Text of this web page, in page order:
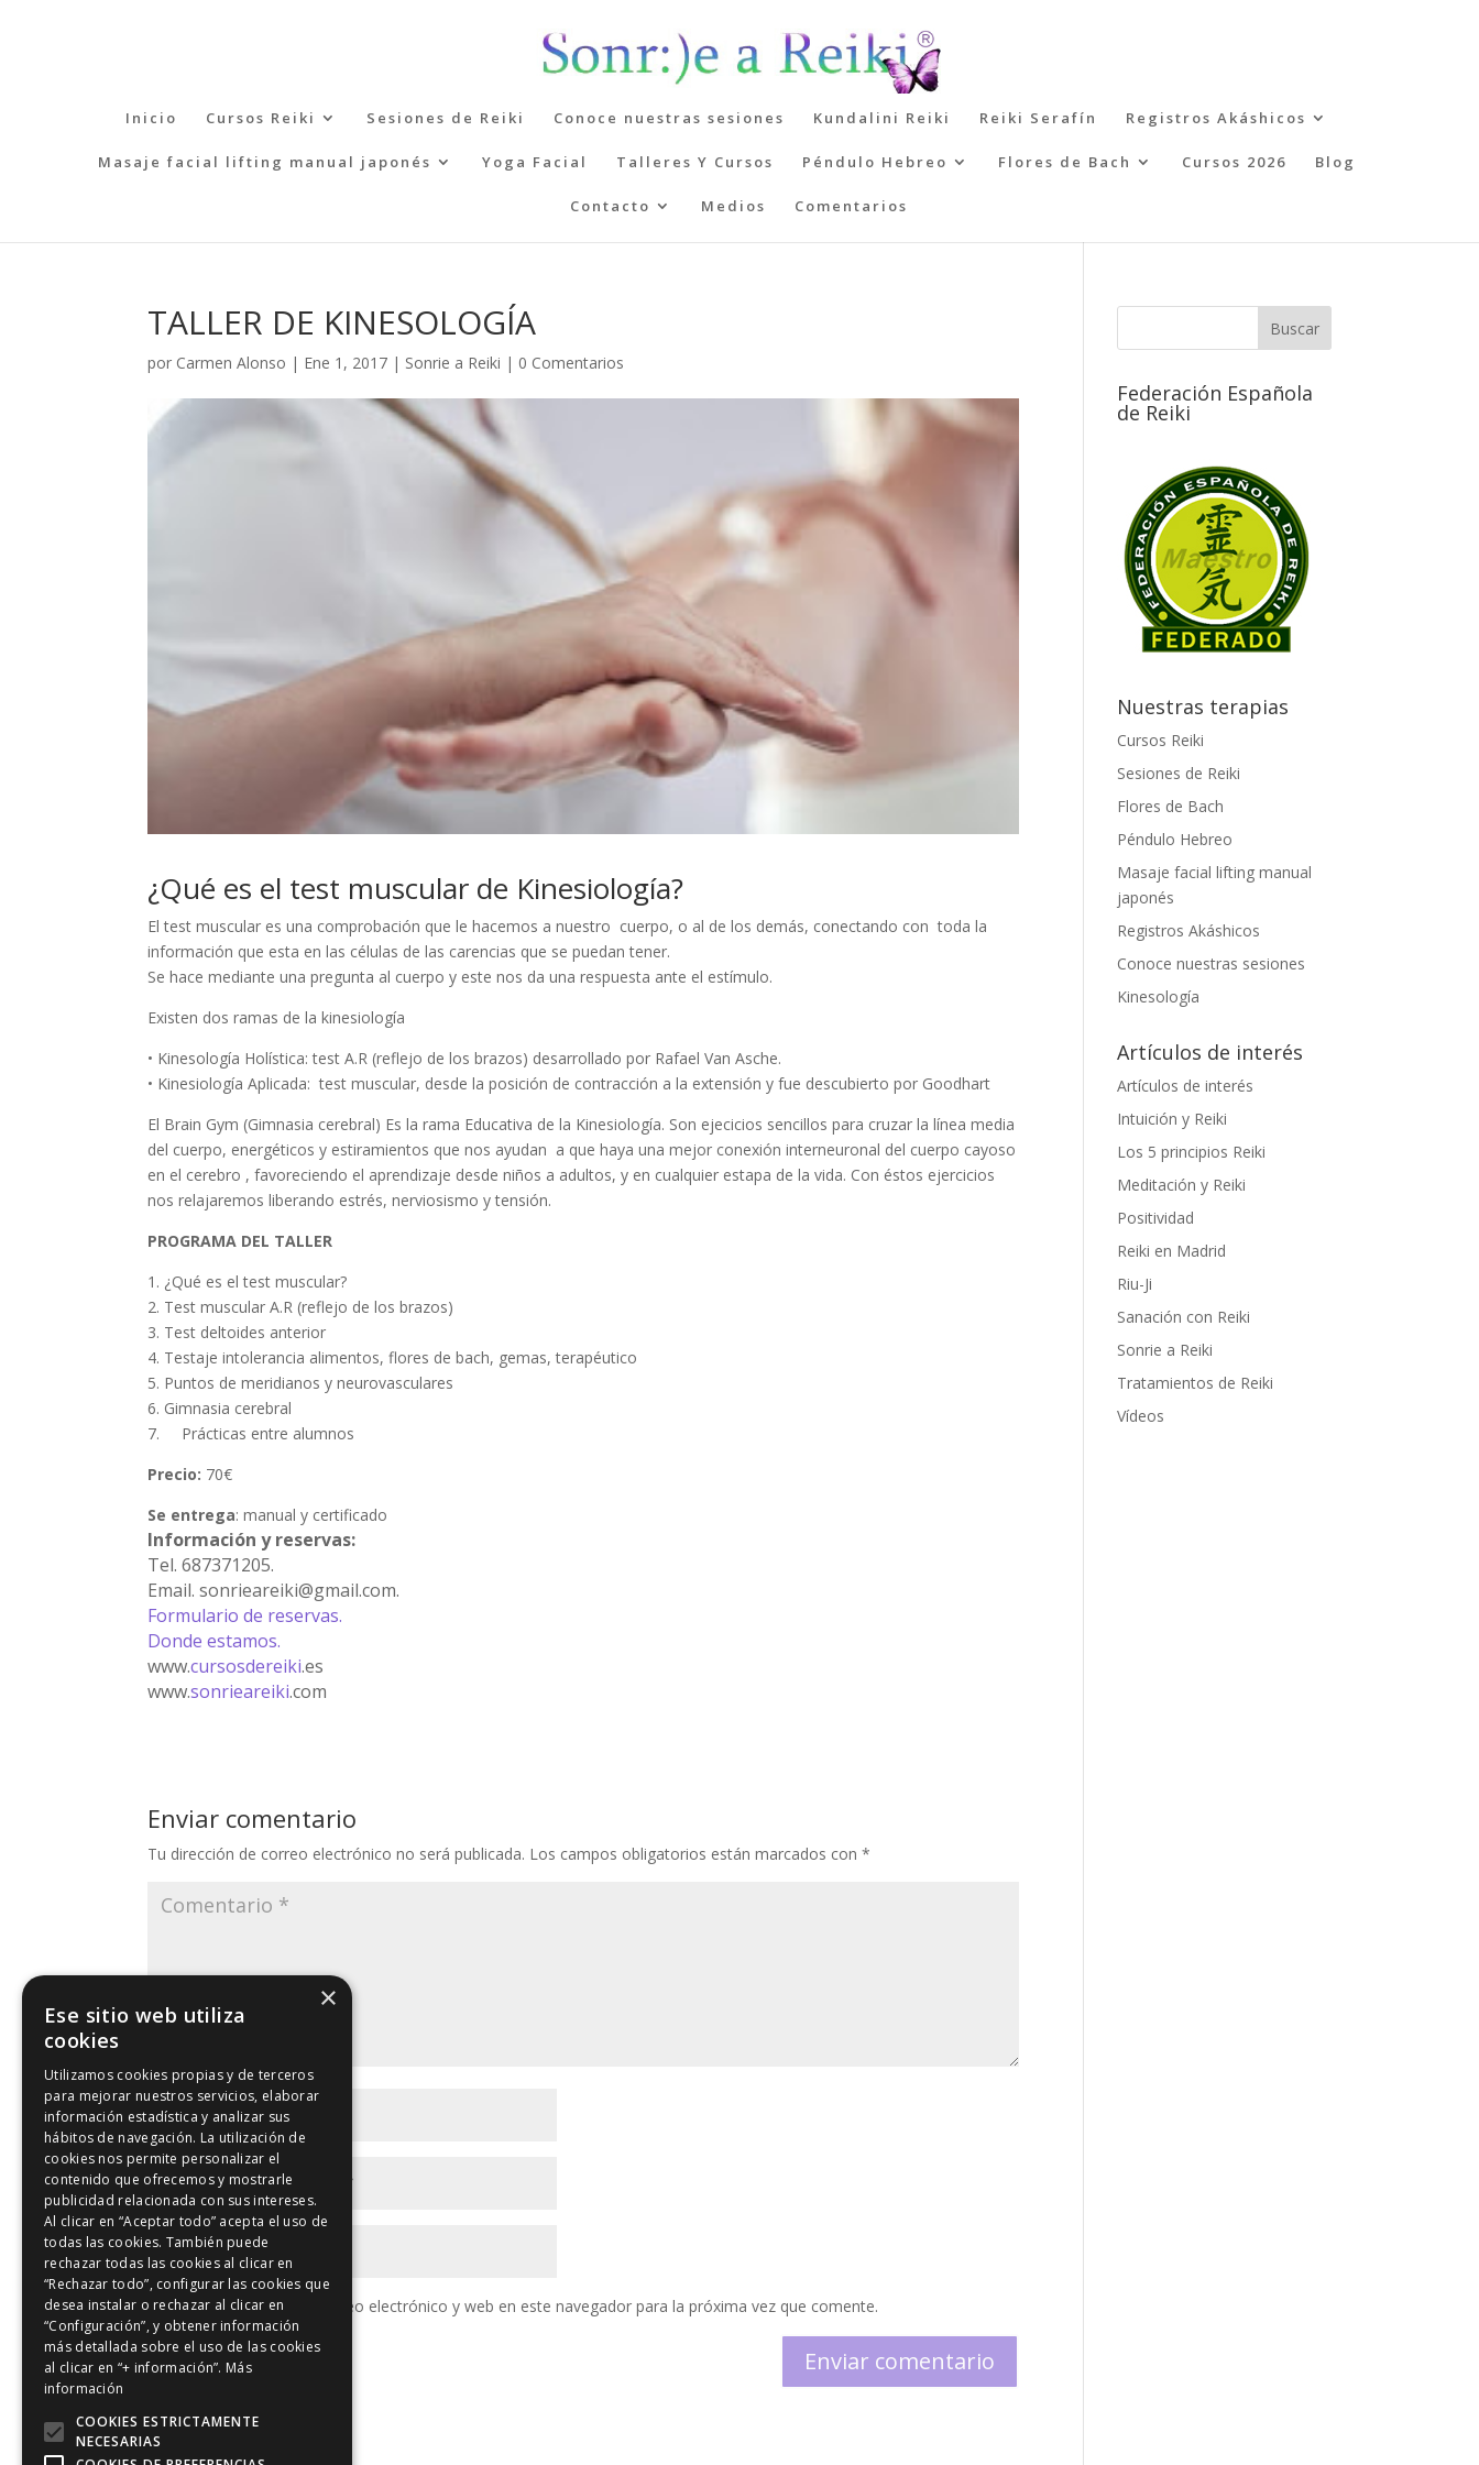
Inicio Cursos Reiki Sesiones de Reiki Conoce nuestras sesiones Kundalini Reiki Reiki Serafín Registros Akáshicos
Masaje facial lifting manual japonés Yoga Facial Talleres Y Cursos Péndulo Hebreo Flores de Bach Cursos 2026 Blog
Contacto Medios Comentarios
TALLER DE KINESOLOGÍA
por Carmen Alonso | Ene 1, 2017 | Sonrie a Reiki | 0 Comentarios
¿Qué es el test muscular de Kinesiología?
El test muscular es una comprobación que le hacemos a nuestro cuerpo, o al de los demás, conectando con toda la
información que esta en las células de las carencias que se puedan tener.
Se hace mediante una pregunta al cuerpo y este nos da una respuesta ante el estímulo.
Existen dos ramas de la kinesiología
• Kinesología Holística: test A.R (reflejo de los brazos) desarrollado por Rafael Van Asche.
• Kinesiología Aplicada: test muscular, desde la posición de contracción a la extensión y fue descubierto por Goodhart
El Brain Gym (Gimnasia cerebral) Es la rama Educativa de la Kinesiología. Son ejecicios sencillos para cruzar la línea media
del cuerpo, energéticos y estiramientos que nos ayudan a que haya una mejor conexión interneuronal del cuerpo cayoso
en el cerebro , favoreciendo el aprendizaje desde niños a adultos, y en cualquier estapa de la vida. Con éstos ejercicios
nos relajaremos liberando estrés, nerviosismo y tensión.
PROGRAMA DEL TALLER
1. ¿Qué es el test muscular?
2. Test muscular A.R (reflejo de los brazos)
3. Test deltoides anterior
4. Testaje intolerancia alimentos, flores de bach, gemas, terapéutico
5. Puntos de meridianos y neurovasculares
6. Gimnasia cerebral
7. Prácticas entre alumnos
Precio: 70€
Se entrega: manual y certificado
Información y reservas:
Tel. 687371205.
Email. sonrieareiki@gmail.com.
Formulario de reservas.
Donde estamos.
www.cursosdereiki.es
www.sonrieareiki.com
Enviar comentario
Tu dirección de correo electrónico no será publicada. Los campos obligatorios están marcados con*
Guarda mi nombre, correo electrónico y web en este navegador para la próxima vez que comente.
Federación Española
de Reiki
Nuestras terapias
Cursos Reiki
Sesiones de Reiki
Flores de Bach
Péndulo Hebreo
Masaje facial lifting manual
japonés
Registros Akáshicos
Conoce nuestras sesiones
Kinesología
Artículos de interés
Artículos de interés
Intuición y Reiki
Los 5 principios Reiki
Meditación y Reiki
Positividad
Reiki en Madrid
Riu-Ji
Sanación con Reiki
Sonrie a Reiki
Tratamientos de Reiki
Vídeos
×
Ese sitio web utiliza
cookies
Utilizamos cookies propias y de terceros
para mejorar nuestros servicios, elaborar
información estadística y analizar sus
hábitos de navegación. La utilización de
cookies nos permite personalizar el
contenido que ofrecemos y mostrarle
publicidad relacionada con sus intereses.
Al clicar en “Aceptar todo” acepta el uso de
todas las cookies. También puede
rechazar todas las cookies al clicar en
“Rechazar todo”, configurar las cookies que
desea instalar o rechazar al clicar en
“Configuración”, y obtener información
más detallada sobre el uso de las cookies
al clicar en “+ información”. Más
información
COOKIES ESTRICTAMENTE
NECESARIAS